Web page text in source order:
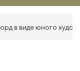
в виде юного